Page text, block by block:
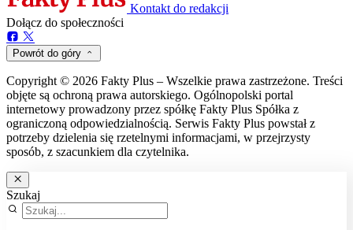
Kontakt do redakcji
Dołącz do społeczności
Powrót do góry
Copyright © 2026 Fakty Plus – Wszelkie prawa zastrzeżone. Treści
objęte są ochroną prawa autorskiego. Ogólnopolski portal
internetowy prowadzony przez spółkę Fakty Plus Spółka z
ograniczoną odpowiedzialnością. Serwis Fakty Plus powstał z
potrzeby dzielenia się rzetelnymi informacjami, w przejrzysty
sposób, z szacunkiem dla czytelnika.
Szukaj